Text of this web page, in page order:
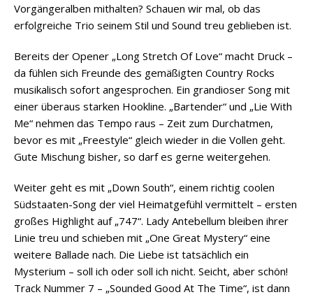
Vorgängeralben mithalten? Schauen wir mal, ob das
erfolgreiche Trio seinem Stil und Sound treu geblieben ist.
Bereits der Opener „Long Stretch Of Love“ macht Druck –
da fühlen sich Freunde des gemäßigten Country Rocks
musikalisch sofort angesprochen. Ein grandioser Song mit
einer überaus starken Hookline. „Bartender“ und „Lie With
Me“ nehmen das Tempo raus – Zeit zum Durchatmen,
bevor es mit „Freestyle“ gleich wieder in die Vollen geht.
Gute Mischung bisher, so darf es gerne weitergehen.
Weiter geht es mit „Down South“, einem richtig coolen
Südstaaten-Song der viel Heimatgefühl vermittelt – ersten
großes Highlight auf „747“. Lady Antebellum bleiben ihrer
Linie treu und schieben mit „One Great Mystery“ eine
weitere Ballade nach. Die Liebe ist tatsächlich ein
Mysterium – soll ich oder soll ich nicht. Seicht, aber schön!
Track Nummer 7 – „Sounded Good At The Time“, ist dann